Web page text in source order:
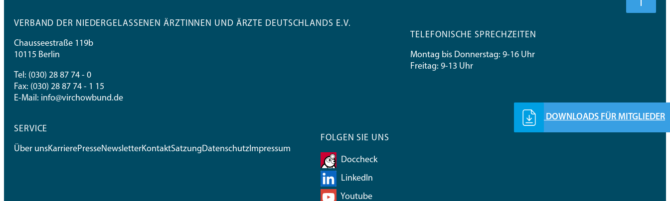
DOWNLOADS FÜR MITGLIEDER
VERBAND DER NIEDERGELASSENEN ÄRZTINNEN UND ÄRZTE DEUTSCHLANDS E.V.
Chausseestraße 119b
10115 Berlin
Tel: (030) 28 87 74 - 0
Fax: (030) 28 87 74 - 1 15
E-Mail: info@virchowbund.de
TELEFONISCHE SPRECHZEITEN
Montag bis Donnerstag: 9-16 Uhr
Freitag: 9-13 Uhr
SERVICE
Über unsKarrierePresseNewsletterKontaktSatzungDatenschutzImpressum
FOLGEN SIE UNS
Doccheck
LinkedIn
Youtube